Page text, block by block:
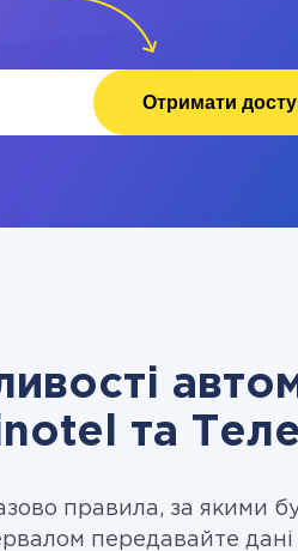
Отримати
та
правила, за якими
передавайте